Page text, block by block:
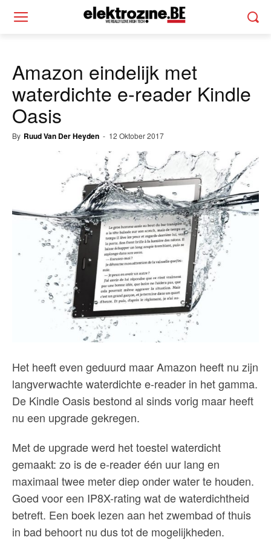
Amazon eindelijk met
waterdichte e-reader Kindle
Oasis
By Ruud Van Der Heyden - 12 Oktober 2017
Het heeft even geduurd maar Amazon heeft nu zijn
langverwachte waterdichte e-reader in het gamma.
De Kindle Oasis bestond al sinds vorig maar heeft
nu een upgrade gekregen.
Met de upgrade werd het toestel waterdicht
gemaakt: zo is de e-reader één uur lang en
maximaal twee meter diep onder water te houden.
Goed voor een IP8X-rating wat de waterdichtheid
betreft. Een boek lezen aan het zwembad of thuis
in bad behoort nu dus tot de mogelijkheden.